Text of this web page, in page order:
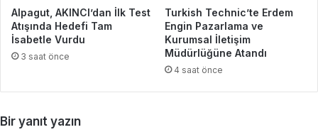
Alpagut, AKINCI’dan İlk Test
Atışında Hedefi Tam
İsabetle Vurdu
3 saat önce
Turkish Technic’te Erdem
Engin Pazarlama ve
Kurumsal İletişim
Müdürlüğüne Atandı
4 saat önce
Bir yanıt yazın